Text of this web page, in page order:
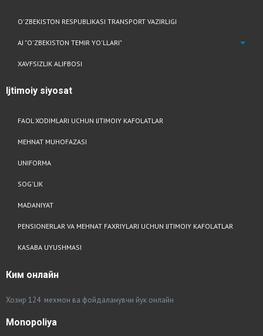
O'ZBEKISTON RESPUBLIKASI TRANSPORT VAZIRLIGI
AJ "O'ZBEKISTON TEMIR YO'LLARI"
XAVFSIZLIK ALIFBOSI
Ijtimoiy siyosat
FAOL XODIMLARI UCHUN IJTIMOIY KAFOLATLAR
MEHNAT MUHOFAZASI
UNIFORMA
SOG'LIK
MADANIYAT
PENSIONERLAR VA MEHNAT FAXRIYLARI UCHUN IJTIMOIY KAFOLATLAR
KASABA UYUSHMASI
Ким онлайн
Хозир 124 мехмон ва фойдаланувчи йук онлайн
Monopoliya